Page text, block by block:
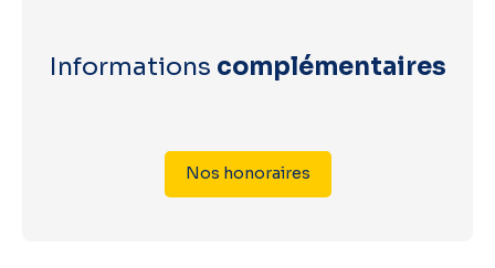
Informations complémentaires
Nos honoraires